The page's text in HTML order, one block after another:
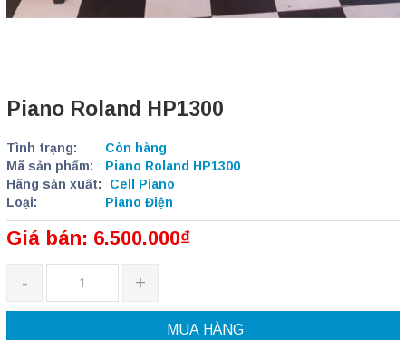
Piano Roland HP1300
Tình trạng:
Còn hàng
Mã sản phẩm:
Piano Roland HP1300
Hãng sản xuất:
Cell Piano
Loại:
Piano Điện
Giá bán: 6.500.000₫
- +
MUA HÀNG